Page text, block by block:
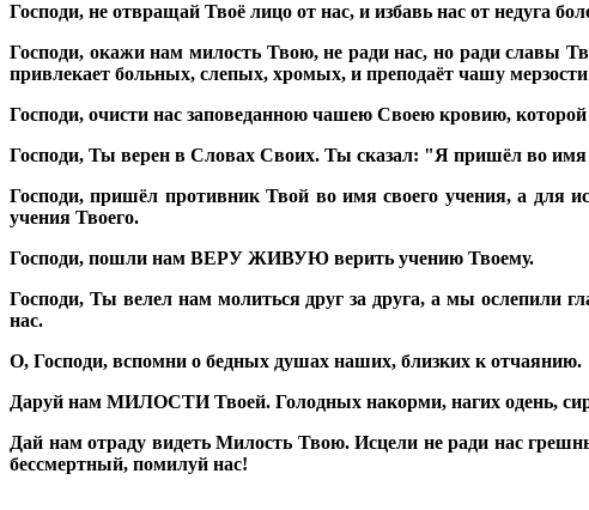
Господи, не отвращай Твоё лицо от нас, и избавь нас от недуга
Господи, окажи нам милость Твою, не ради нас, но ради славы
привлекает больных, слепых, хромых, и преподаёт чашу
Господи, очисти нас заповеданною чашею Своею кровию,
Господи, Ты верен в Словах Своих. Ты сказал: "Я пришёл во
Господи, пришёл противник Твой во имя своего учения, а для
учения Твоего.
Господи, пошли нам ВЕРУ ЖИВУЮ верить учению Твоему.
Господи, Ты велел нам молиться друг за друга, а мы ослепили
нас.
О, Господи, вспомни о бедных душах наших, близких к отчаянию.
Даруй нам МИЛОСТИ Твоей. Голодных накорми, нагих одень,
Дай нам отраду видеть Милость Твою. Исцели не ради нас
бессмертный, помилуй нас!